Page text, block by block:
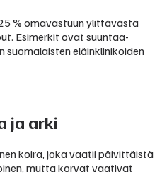
% omavastuun ylittävästä
Esimerkit ovat suuntaa-
suomalaisten eläinklinikoiden
ja arki
koira, joka vaatii päivittäistä
mutta korvat vaativat